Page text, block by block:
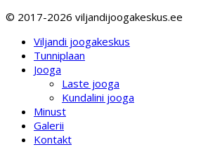
© 2017-2026 viljandijoogakeskus.ee
Viljandi joogakeskus
Tunniplaan
Jooga
Laste jooga
Kundalini jooga
Minust
Galerii
Kontakt